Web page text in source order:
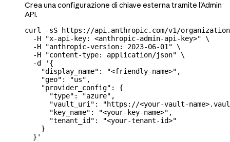
Crea una configurazione di chiave esterna tramite l'Admin
API.
curl -sS https://api.anthropic.com/v1/
  -H
"x-api-key: <anthropic-admin-api-key>" \
  -H
"anthropic-version: 2023-06-01" \
  -H
"content-type: application/json" \
  -d
'{
    "display_name": "<friendly-name>",
    "geo": "us",
    "provider_config": {
      "type": "azure",
"vault_uri": "https://<your-vault-
      "key_name": "<your-key-name>",
      "tenant_id": "<your-tenant-id>"
    }
  }'